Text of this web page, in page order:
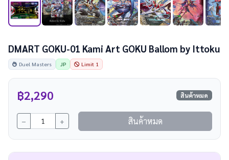
DMART GOKU-01 Kami Art GOKU Ballom by Ittoku
Duel Masters JP Limit 1
฿2,290 สินค้าหมด
− + สินค้าหมด